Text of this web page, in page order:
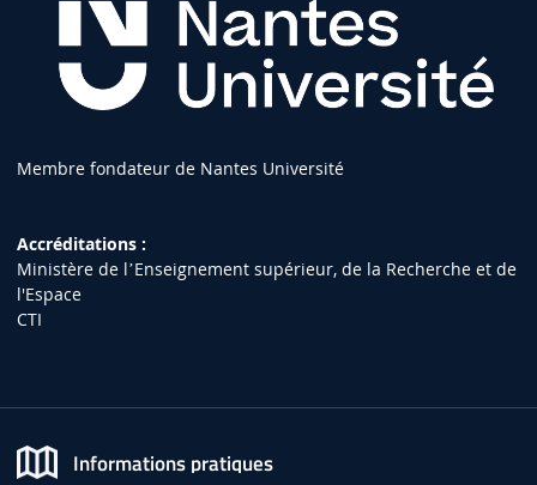
Membre fondateur de Nantes Université
Accréditations :
Ministère de lʼEnseignement supérieur, de la Recherche et de
l'Espace
CTI
Informations pratiques